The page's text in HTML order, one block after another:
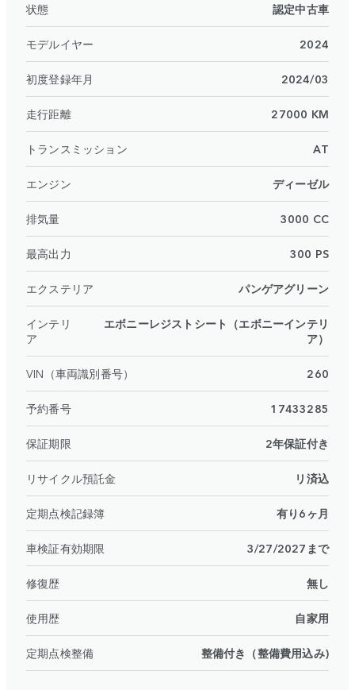
状態 認定中古車
モデルイヤー 2024
初度登録年月 2024/03
走行距離 27000 KM
トランスミッション AT
エンジン ディーゼル
排気量 3000 CC
最高出力 300 PS
エクステリア パンゲアグリーン
インテリ
ア
エボニーレジストシート（エボニーインテリ
ア）
VIN（車両識別番号） 260
予約番号 17433285
保証期限 2年保証付き
リサイクル預託金 リ済込
定期点検記録簿 有り6ヶ月
車検証有効期限 3/27/2027まで
修復歴 無し
使用歴 自家用
定期点検整備 整備付き（整備費用込み)